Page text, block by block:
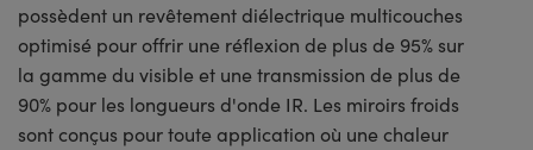
possèdent un revêtement diélectrique multicouches
optimisé pour offrir une réflexion de plus de 95% sur
la gamme du visible et une transmission de plus de
90% pour les longueurs d'onde IR. Les miroirs froids
sont conçus pour toute application où une chaleur